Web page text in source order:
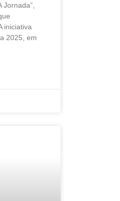
iniciativa
2025, em